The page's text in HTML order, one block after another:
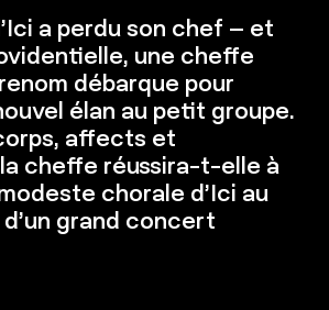
a perdu son chef – et
une cheffe
débarque pour
élan au petit groupe.
affects et
cheffe réussira-t-elle à
chorale d’Ici au
grand concert